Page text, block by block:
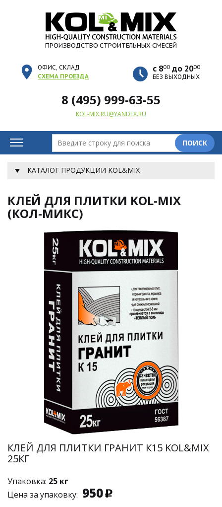
ПРОИЗВОДСТВО СТРОИТЕЛЬНЫХ СМЕСЕЙ
ОФИС, СКЛАД
СХЕМА ПРОЕЗДА
с 800до 2000
БЕЗ ВЫХОДНЫХ
8 (495) 999-63-55
KOL-MIX.RU@YANDEX.RU
ПОИСК
КАТАЛОГ ПРОДУКЦИИ KOL&MIX
КЛЕЙ ДЛЯ ПЛИТКИ KOL-MIX
(КОЛ-МИКС)
КЛЕЙ ДЛЯ ПЛИТКИ ГРАНИТ К15 KOL&MIX
25КГ
Упаковка: 25 кг
Цена за упаковку: 950